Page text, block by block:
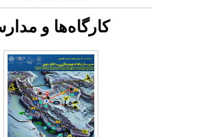
کارگاه‌ها و